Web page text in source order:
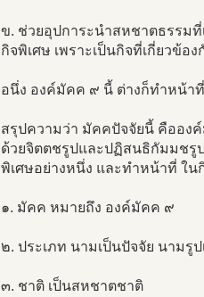
ข. ช่วยอุปการะนำสหชาตธรรม
กิจพิเศษ เพราะเป็นกิจที่เกี่ยวข้อ
อนึ่ง องค์มัคค ๙ นี้ ต่างก็ทำหน้า
สรุปความว่า มัคคปัจจัยนี้ คืออง
ด้วยจิตตชรูปและปฏิสนธิกัมมชรู
พิเศษอย่างหนึ่ง และทำหน้าที่ ใน
๑. มัคค หมายถึง องค์มัคค ๙
๒. ประเภท นามเป็นปัจจัย นามรู
๓. ชาติ เป็นสหชาตชาติ